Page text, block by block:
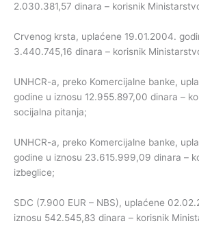
2.030.381,57 dinara – korisnik
Crvenog krsta, uplaćene 19.01.2004.
3.440.745,16 dinara – korisnik
UNHCR-a, preko Komercijalne banke,
godine u iznosu 12.955.897,00 dinara –
socijalna pitanja;
UNHCR-a, preko Komercijalne banke,
godine u iznosu 23.615.999,09 dinara –
izbeglice;
SDC (7.900 EUR – NBS), uplaćene
iznosu 542.545,83 dinara – korisnik